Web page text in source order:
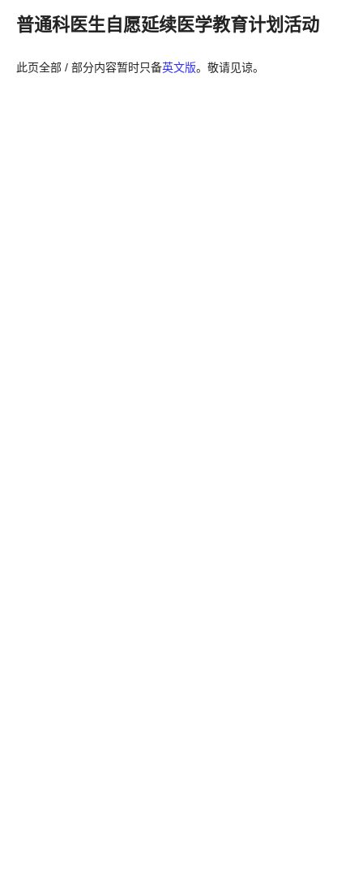
普通科医生自愿延续医学教育计划活动
此页全部 / 部分内容暂时只备英文版。敬请见谅。